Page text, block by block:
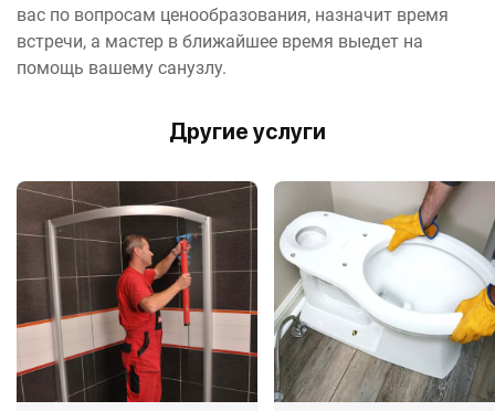
вас по вопросам ценообразования, назначит время
встречи, а мастер в ближайшее время выедет на
помощь вашему санузлу.
Другие услуги